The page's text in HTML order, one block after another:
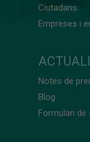
Ciutadans
Empreses i
Notes de
Blog
Formulari de